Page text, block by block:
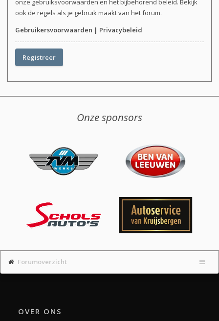
onze gebruiksvoorwaarden en het bijbehorend beleid. Bekijk
ook de regels als je gebruik maakt van het forum.
Gebruikersvoorwaarden | Privacybeleid
Registreer
Onze sponsors
Forumoverzicht
OVER ONS